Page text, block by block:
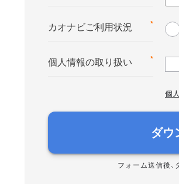
*
カオナビご利用状況
*
個人情報の取り扱い
個
ダウ
フォーム送信後